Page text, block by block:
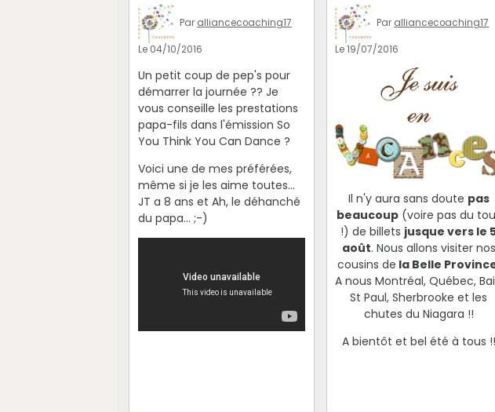
Par alliancecoaching17
Le 04/10/2016
Un petit coup de pep's pour
démarrer la journée ?? Je
vous conseille les prestations
papa-fils dans l'émission So
You Think You Can Dance ?
Voici une de mes préférées,
même si je les aime toutes...
JT a 8 ans et Ah, le déhanché
du papa... ;-)
Par alliancecoaching17
Le 19/07/2016
Il n'y aura sans doute pas
beaucoup (voire pas du
!) de billets jusque vers le
août. Nous allons visiter nos
cousins de la Belle
A nous Montréal, Québec,
St Paul, Sherbrooke et les
chutes du Niagara !!
A bientôt et bel été à tous !!